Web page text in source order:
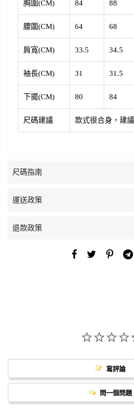
胸圍(CM) 84 88
腰圍(CM) 64 68
肩寬(CM) 33.5 34.5
袖長(CM) 31 31.5
下擺(CM) 80 84
尺碼建議 款式很合身，建
尺碼指南
運送政策
退款政策
寫評論
問一個問題